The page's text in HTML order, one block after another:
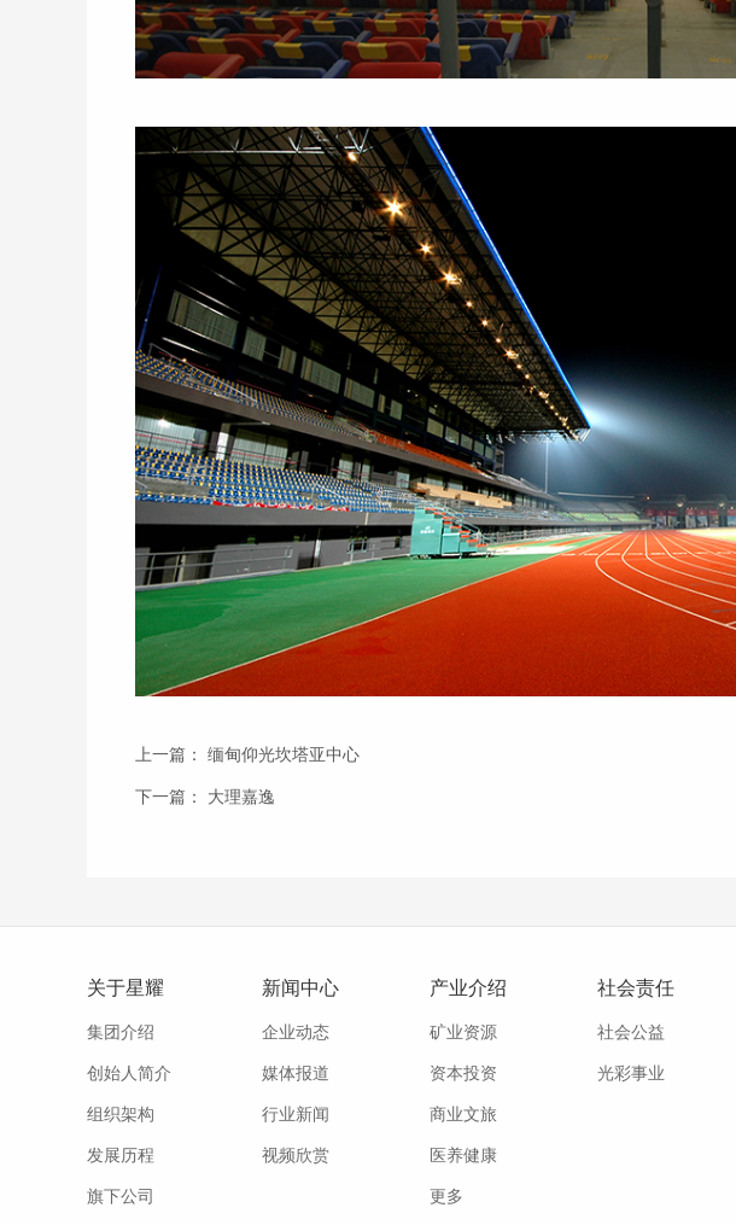
上一篇： 缅甸仰光坎塔亚中心
下一篇： 大理嘉逸
关于星耀
集团介绍
创始人简介
组织架构
发展历程
旗下公司
新闻中心
企业动态
媒体报道
行业新闻
视频欣赏
产业介绍
矿业资源
资本投资
商业文旅
医养健康
更多
社会责任
社会公益
光彩事业